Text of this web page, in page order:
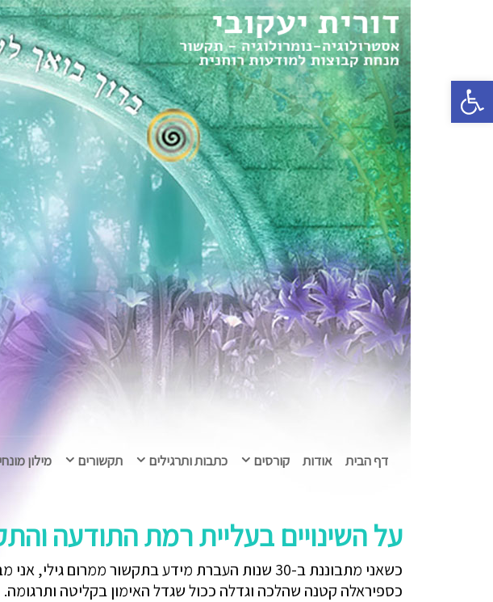
פתח סרגל נגישות
דף הבית אודות קורסים כתבות ותרגילים תקשורים מילון
על השינויים בעליית רמת התודעה
כשאני מתבוננת ב-30 שנות העברת מידע בתקשור
כספיראלה קטנה שהלכה וגדלה ככול שגדל האימון בקליטה ותרגומה.